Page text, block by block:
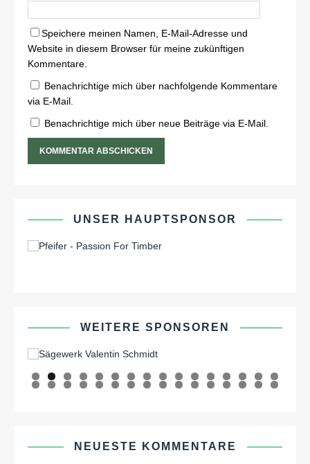
Speichere meinen Namen, E-Mail-Adresse und
Website in diesem Browser für meine zukünftigen
Kommentare.
Benachrichtige mich über nachfolgende Kommentare
via E-Mail.
Benachrichtige mich über neue Beiträge via E-Mail.
UNSER HAUPTSPONSOR
WEITERE SPONSOREN
0 1 2 3 4 5 6
7 8 9 0 1 2 3 4 5 6 7 8 9 0 1 2
NEUESTE KOMMENTARE